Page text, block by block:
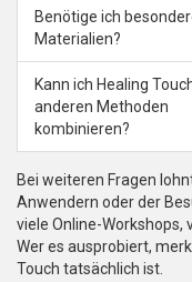
Benötige ich
Materialien?
Kann ich Healing
anderen Methoden
kombinieren?
Bei weiteren Fragen
Anwendern oder der
viele Online-Workshops,
Wer es ausprobiert,
Touch tatsächlich ist.